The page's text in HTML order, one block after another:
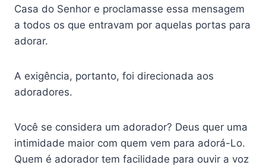
Casa do Senhor e proclamasse essa mensagem
a todos os que entravam por aquelas portas para
adorar.
A exigência, portanto, foi direcionada aos
adoradores.
Você se considera um adorador? Deus quer uma
intimidade maior com quem vem para adorá-Lo.
Quem é adorador tem facilidade para ouvir a voz